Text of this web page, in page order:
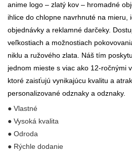
anime logo – zlatý kov – hromadné
ihlice do chlopne navrhnuté na mieru,
objednávky a reklamné darčeky.
veľkostiach a možnostiach
niklu a ružového zlata. Náš tím
jednom mieste s viac ako 12-ročnými
ktoré zaisťujú vynikajúcu kvalitu a
personalizované odznaky a odznaky.
● Vlastné
● Vysoká kvalita
● Odroda
● Rýchle dodanie